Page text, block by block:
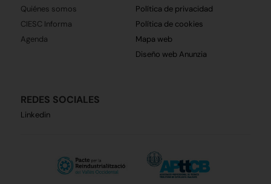
Quiénes somos
CIESC Informa
Agenda
REDES SOCIALES
Linkedin
Política de privacidad
Política de cookies
Mapa web
Diseño web Anunzia